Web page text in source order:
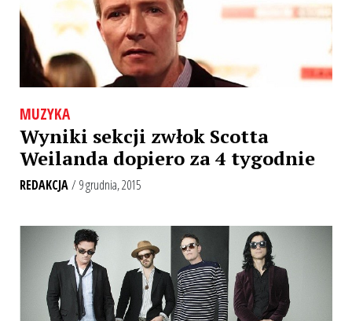
MUZYKA
Wyniki sekcji zwłok Scotta
Weilanda dopiero za 4 tygodnie
REDAKCJA/ 9 grudnia, 2015